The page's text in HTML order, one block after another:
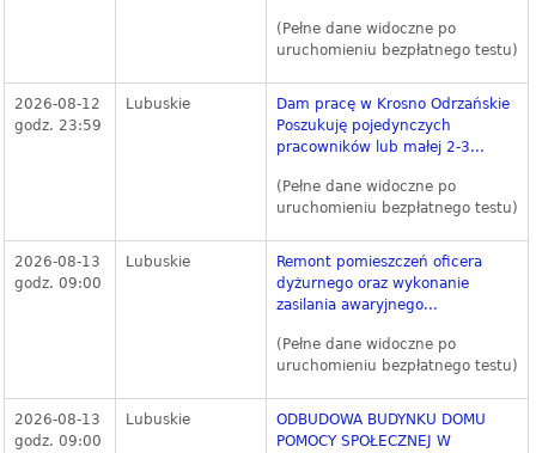
(Pełne dane widoczne po
uruchomieniu bezpłatnego testu)
2026-08-12
godz. 23:59
Lubuskie
Dam pracę w Krosno Odrzańskie
Poszukuję pojedynczych
pracowników lub małej 2-3...
(Pełne dane widoczne po
uruchomieniu bezpłatnego testu)
2026-08-13
godz. 09:00
Lubuskie
Remont pomieszczeń oficera
dyżurnego oraz wykonanie
zasilania awaryjnego...
(Pełne dane widoczne po
uruchomieniu bezpłatnego testu)
2026-08-13
godz. 09:00
Lubuskie
ODBUDOWA BUDYNKU DOMU
POMOCY SPOŁECZNEJ W